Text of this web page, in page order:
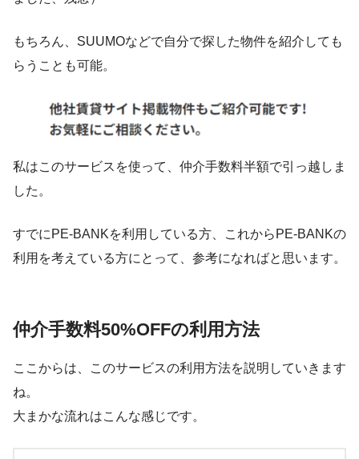
もちろん、SUUMOなどで自分で探した物件を紹介しても
らうことも可能。
私はこのサービスを使って、仲介手数料半額で引っ越しま
した。
すでにPE-BANKを利用している方、これからPE-BANKの
利用を考えている方にとって、参考になればと思います。
仲介手数料50%OFFの利用方法
ここからは、このサービスの利用方法を説明していきます
ね。
大まかな流れはこんな感じです。